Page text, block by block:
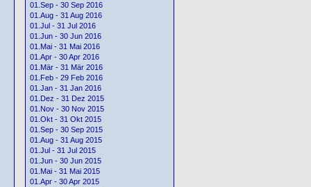
01.Sep - 30 Sep 2016
01.Aug - 31 Aug 2016
01.Jul - 31 Jul 2016
01.Jun - 30 Jun 2016
01.Mai - 31 Mai 2016
01.Apr - 30 Apr 2016
01.Mär - 31 Mär 2016
01.Feb - 29 Feb 2016
01.Jan - 31 Jan 2016
01.Dez - 31 Dez 2015
01.Nov - 30 Nov 2015
01.Okt - 31 Okt 2015
01.Sep - 30 Sep 2015
01.Aug - 31 Aug 2015
01.Jul - 31 Jul 2015
01.Jun - 30 Jun 2015
01.Mai - 31 Mai 2015
01.Apr - 30 Apr 2015